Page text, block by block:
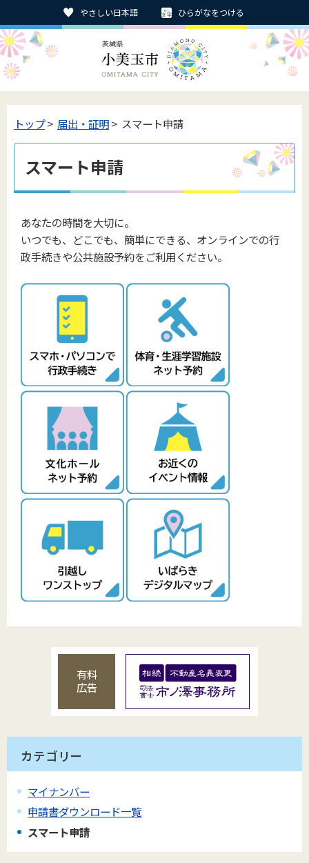
やさしい日本語 ひらがなをつける
トップ> 届出・証明> スマート申請
スマート申請
あなたの時間を大切に。
いつでも、どこでも、簡単にできる、オンラインでの行
政手続きや公共施設予約をご利用ください。
有料
広告
カテゴリー
マイナンバー
申請書ダウンロード一覧
スマート申請